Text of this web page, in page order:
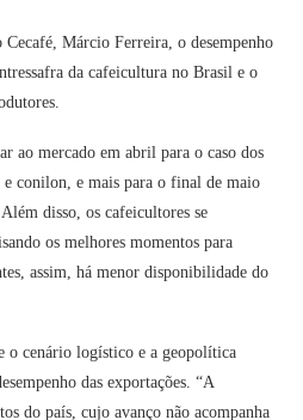
Márcio Ferreira, o desempenho
da cafeicultura no Brasil e o
ao mercado em abril para o caso dos
e conilon, e mais para o final de maio
disso, os cafeicultores se
os melhores momentos para
assim, há menor disponibilidade do
o cenário logístico e a geopolítica
das exportações. “A
do país, cujo avanço não acompanha